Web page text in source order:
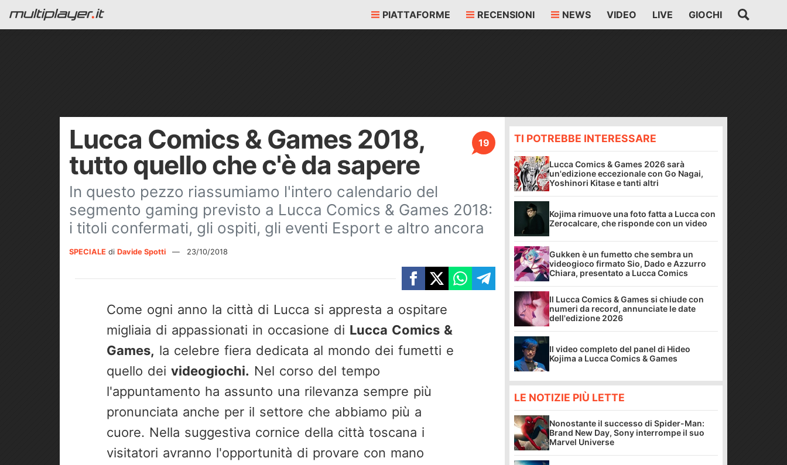
PIATTAFORME RECENSIONI NEWS VIDEO LIVE GIOCHI
19
Lucca Comics & Games 2018,
tutto quello che c'è da sapere
In questo pezzo riassumiamo l'intero calendario del
segmento gaming previsto a Lucca Comics & Games 2018:
i titoli confermati, gli ospiti, gli eventi Esport e altro ancora
SPECIALE di Davide Spotti — 23/10/2018
Come ogni anno la città di Lucca si appresta a ospitare
migliaia di appassionati in occasione di Lucca Comics &
Games, la celebre fiera dedicata al mondo dei fumetti e
quello dei videogiochi. Nel corso del tempo
l'appuntamento ha assunto una rilevanza sempre più
pronunciata anche per il settore che abbiamo più a
cuore. Nella suggestiva cornice della città toscana i
visitatori avranno l'opportunità di provare con mano
TI POTREBBE INTERESSARE
Lucca Comics & Games 2026 sarà
un'edizione eccezionale con Go Nagai,
Yoshinori Kitase e tanti altri
Kojima rimuove una foto fatta a Lucca con
Zerocalcare, che risponde con un video
Gukken è un fumetto che sembra un
videogioco firmato Sio, Dado e Azzurro
Chiara, presentato a Lucca Comics
Il Lucca Comics & Games si chiude con
numeri da record, annunciate le date
dell'edizione 2026
Il video completo del panel di Hideo
Kojima a Lucca Comics & Games
LE NOTIZIE PIÙ LETTE
Nonostante il successo di Spider-Man:
Brand New Day, Sony interrompe il suo
Marvel Universe